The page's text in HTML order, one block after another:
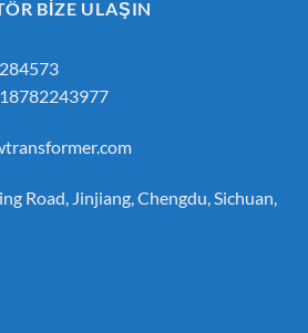
BİZE ULAŞIN
18782243977
Road, Jinjiang, Chengdu, Sichuan,